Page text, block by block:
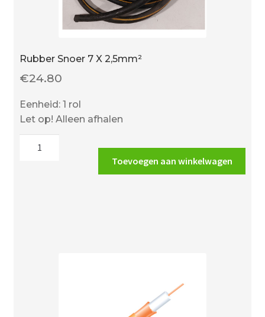
Rubber Snoer 7 X 2,5mm²
€24.80
Eenheid: 1 rol
Let op! Alleen afhalen
Toevoegen aan winkelwagen